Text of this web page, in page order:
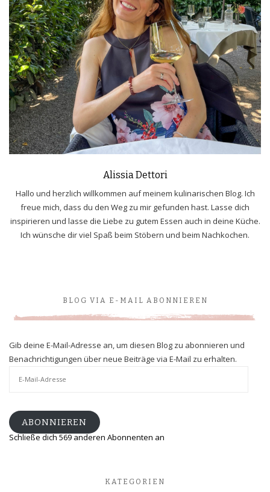
Alissia Dettori
Hallo und herzlich willkommen auf meinem kulinarischen Blog. Ich
freue mich, dass du den Weg zu mir gefunden hast. Lasse dich
inspirieren und lasse die Liebe zu gutem Essen auch in deine Küche.
Ich wünsche dir viel Spaß beim Stöbern und beim Nachkochen.
BLOG VIA E-MAIL ABONNIEREN
Gib deine E-Mail-Adresse an, um diesen Blog zu abonnieren und
Benachrichtigungen über neue Beiträge via E-Mail zu erhalten.
ABONNIEREN
Schließe dich 569 anderen Abonnenten an
KATEGORIEN